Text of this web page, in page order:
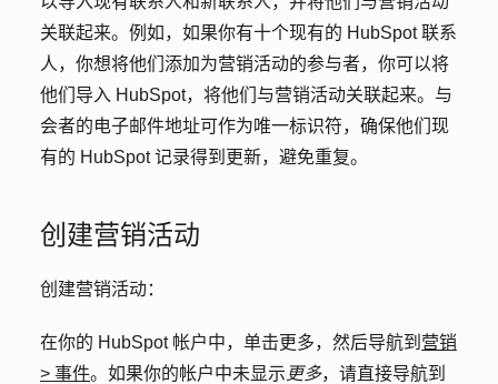
关联起来。例如，如果你有十个现有的 HubSpot 联系
人，你想将他们添加为营销活动的参与者，你可以将
他们导入 HubSpot，将他们与营销活动关联起来。与
会者的电子邮件地址可作为唯一标识符，确保他们现
有的 HubSpot 记录得到更新，避免重复。
创建营销活动
创建营销活动：
在你的 HubSpot 帐户中，单击更多，然后导航到 营销
> 事件。如果你的帐户中未显示 更多，请直接导航到